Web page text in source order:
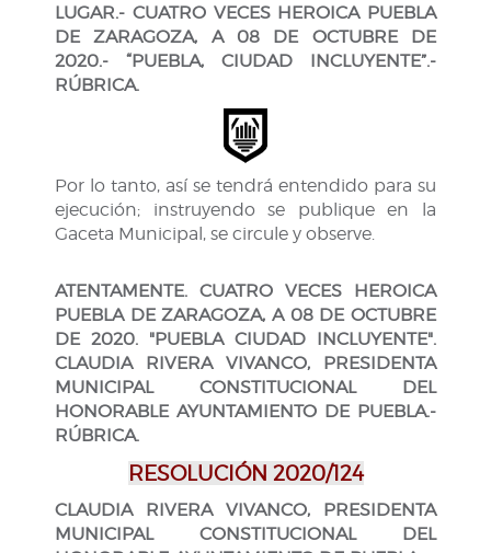
LUGAR.- CUATRO VECES HEROICA PUEBLA
DE ZARAGOZA, A 08 DE OCTUBRE DE
2020.- “PUEBLA, CIUDAD INCLUYENTE”.-
RÚBRICA.
Por lo tanto, así se tendrá entendido para su
ejecución; instruyendo se publique en la
Gaceta Municipal, se circule y observe.
ATENTAMENTE. CUATRO VECES HEROICA
PUEBLA DE ZARAGOZA, A 08 DE OCTUBRE
DE 2020. "PUEBLA CIUDAD INCLUYENTE".
CLAUDIA RIVERA VIVANCO, PRESIDENTA
MUNICIPAL CONSTITUCIONAL DEL
HONORABLE AYUNTAMIENTO DE PUEBLA.-
RÚBRICA.
RESOLUCIÓN 2020/124
CLAUDIA RIVERA VIVANCO, PRESIDENTA
MUNICIPAL CONSTITUCIONAL DEL